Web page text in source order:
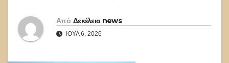
Από Δεκέλεια news
ΙΟΎΛ 6, 2026